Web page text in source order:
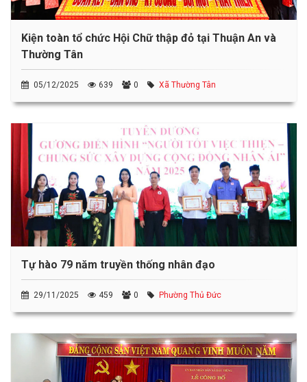
Kiện toàn tổ chức Hội Chữ thập đỏ tại Thuận An và
Thường Tân
05/12/2025 639 0 Xã Thường Tân
Tự hào 79 năm truyền thống nhân đạo
29/11/2025 459 0 Phường Thủ Đức